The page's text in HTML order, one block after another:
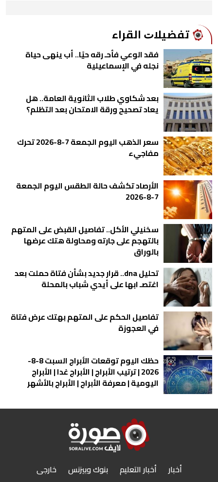
ﺗﻔﻀﻴﻼﺕ اﻟﻘﺮاء
فقد الوعي فأحـ رقه حيًا.. أب ينهى حياة
نجله في الإسماعيلية
بعد شكاوي طلاب الثانوية العامة.. هل
يعاد تصحيح ورقة الامتحان بعد التظلم؟
سعر الذهب اليوم الجمعة 7-8-2026 تحرك
مفاجيء
الأرصاد تكشف حالة الطقس اليوم الجمعة
7-8-2026
سخنيلي الأكل.. تفاصيل القبض على المتهم
بالتهجم على جارته ومحاولة هتك عرضها
بالوراق
تحليل dna.. قرار جديد بشأن فتاة حملت بعد
اغتصـ ابها على أيدي شباب بالمحلة
تفاصيل الحكم على المتهم بهتك عرض فتاة
في العجوزة
حظك اليوم توقعات الأبراج السبت 8-8-
2026 | ترتيب الأبراج | الأبراج غدا | الأبراج
اليومية | معرفة الأبراج | الأبراج بالأشهر
أخبار أخبار التعليم بنوك وبيزنس خارجى